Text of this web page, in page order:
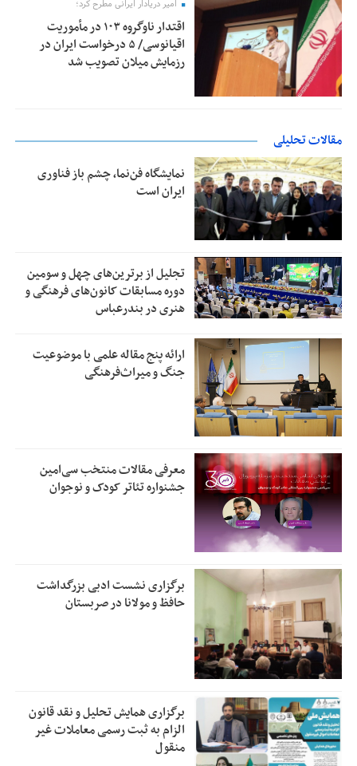
امیر دریادار ایرانی مطرح کرد؛
اقتدار ناوگروه ۱۰۳ در مأموریت‌
اقیانوسی/ ۵ درخواست ایران در
رزمایش میلان تصویب شد
مقالات تحلیلی
نمایشگاه فن‌نما، چشم باز فناوری
ایران است
تجلیل از بر‌ترین‌های چهل و سومین
دوره مسابقات کانون‌های فرهنگی و
هنری در بندرعباس
ارائه پنج مقاله علمی با موضوعیت
جنگ و میراث‌فرهنگی
معرفی مقالات منتخب سی‌امین
جشنواره تئاتر کودک و نوجوان
برگزاری نشست ادبی بزرگداشت
حافظ و مولانا در صربستان
برگزاری همایش تحلیل و نقد قانون
الزام به ثبت رسمی معاملات غیر
منقول